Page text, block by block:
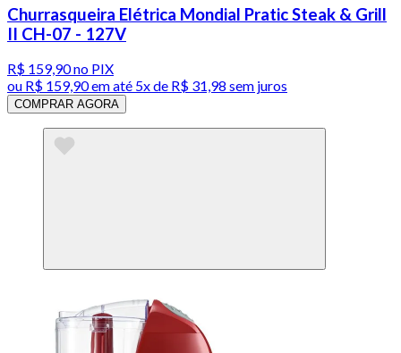
Churrasqueira Elétrica Mondial Pratic Steak & Grill
II CH-07 - 127V
R$ 159,90no PIX
ou R$ 159,90em até 5x de R$ 31,98 sem juros
COMPRAR AGORA